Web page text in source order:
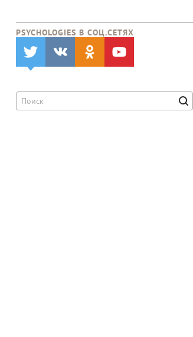
PSYCHOLOGIES В CОЦ.СЕТЯХ